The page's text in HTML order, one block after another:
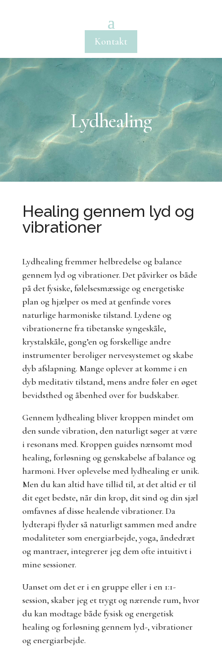
Kontakt
Lydhealing
Healing gennem lyd og
vibrationer
Lydhealing fremmer helbredelse og balance
gennem lyd og vibrationer. Det påvirker os både
på det fysiske, følelsesmæssige og energetiske
plan og hjælper os med at genfinde vores
naturlige harmoniske tilstand. Lydene og
vibrationerne fra tibetanske syngeskåle,
krystalskåle, gong’en og forskellige andre
instrumenter beroliger nervesystemet og skabe
dyb afslapning. Mange oplever at komme i en
dyb meditativ tilstand, mens andre føler en øget
bevidsthed og åbenhed over for budskaber.
Gennem lydhealing bliver kroppen mindet om
den sunde vibration, den naturligt søger at være
i resonans med. Kroppen guides nænsomt mod
healing, forløsning og genskabelse af balance og
harmoni. Hver oplevelse med lydhealing er unik.
Men du kan altid have tillid til, at det altid er til
dit eget bedste, når din krop, dit sind og din sjæl
omfavnes af disse healende vibrationer. Da
lydterapi flyder så naturligt sammen med andre
modaliteter som energiarbejde, yoga, åndedræt
og mantraer, integrerer jeg dem ofte intuitivt i
mine sessioner.
Uanset om det er i en gruppe eller i en 1:1-
session, skaber jeg et trygt og nærende rum, hvor
du kan modtage både fysisk og energetisk
healing og forløsning gennem lyd-, vibrationer
og energiarbejde.